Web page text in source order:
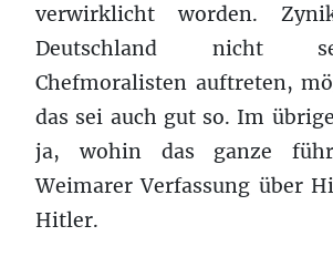
verwirklicht worden.
Deutschland nicht
Chefmoralisten auftreten,
das sei auch gut so. Im
ja, wohin das ganze
Weimarer Verfassung über
Hitler.